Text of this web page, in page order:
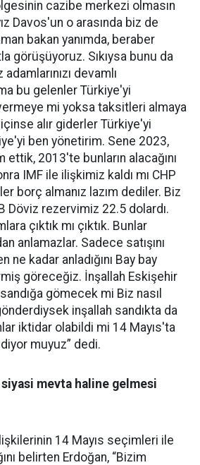
cazibe merkezi olmasın
Davos'un o arasında biz de
bakan yanımda, beraber
görüşüyoruz. Sıkıysa bunu da
devamlı
bu gelenler Türkiye'yi
mi yoksa taksitleri almaya
alır giderler Türkiye'yi
ben yönetirim. Sene 2023,
2013'te bunların alacağını
IMF ile ilişkimiz kaldı mı CHP
borç almanız lazım dediler. Biz
Döviz rezervimiz 22.5 dolardı.
çıktık mı çıktık. Bunlar
anlamazlar. Sadece satışını
ne kadar anladığını Bay bay
göreceğiz. İnşallah Eskişehir
gömecek mi Biz nasıl
inşallah sandıkta da
iktidar olabildi mi 14 Mayıs'ta
muyuz” dedi.
siyasi mevta haline gelmesi
14 Mayıs seçimleri ile
belirten Erdoğan, “Bizim